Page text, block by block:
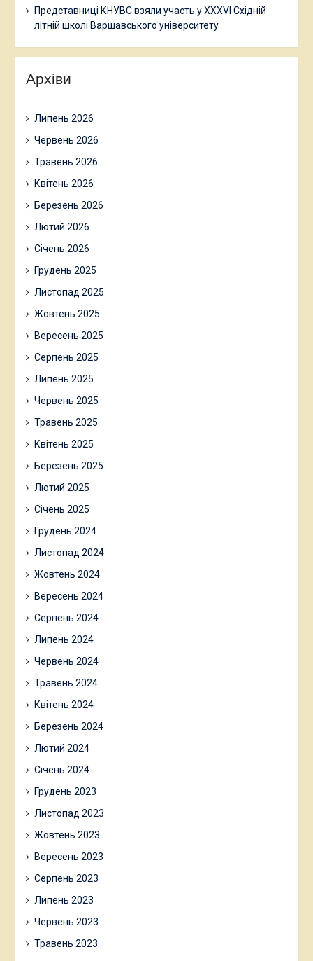
Представниці КНУВС взяли участь у XXXVI Східній
літній школі Варшавського університету
Архіви
Липень 2026
Червень 2026
Травень 2026
Квітень 2026
Березень 2026
Лютий 2026
Січень 2026
Грудень 2025
Листопад 2025
Жовтень 2025
Вересень 2025
Серпень 2025
Липень 2025
Червень 2025
Травень 2025
Квітень 2025
Березень 2025
Лютий 2025
Січень 2025
Грудень 2024
Листопад 2024
Жовтень 2024
Вересень 2024
Серпень 2024
Липень 2024
Червень 2024
Травень 2024
Квітень 2024
Березень 2024
Лютий 2024
Січень 2024
Грудень 2023
Листопад 2023
Жовтень 2023
Вересень 2023
Серпень 2023
Липень 2023
Червень 2023
Травень 2023